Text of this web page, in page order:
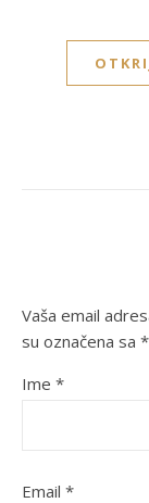
Vaša email
su označena sa *
Ime *
Email *